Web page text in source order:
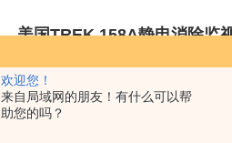
欢迎您！
来自局域网的朋友！有什么可以帮
助您的吗？
美国TREK 158A静电消除监
美国TREK 158A静电消除监视仪是
户友好的大7英寸屏幕,积极通过触摸
数据收集和数据存储能力。数据显示